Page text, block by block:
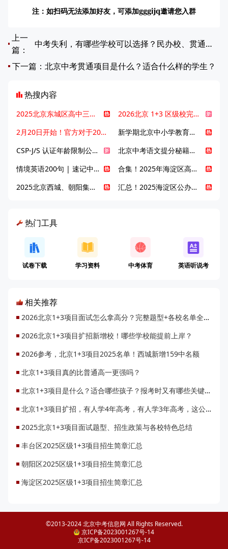
注：如扫码无法添加好友，可添加gggijq邀请您入群
上一
篇：
中考失利，有哪些学校可以选择？民办校、贯通项目、中职学校怎么选？
下一篇： 北京中考贯通项目是什么？适合什么样的学生？
热搜内容
2025北京东城区高中三大梯队高中有哪些？录取分数线是多少？
2026北京 1+3 区级校完整名单发布，13549 个名额该如何规划报考？
2月20日开始！官方对于2025年北京市中招体检问题解答！
新学期北京中小学教育八大变化全解析：学位、政策、教学等方面迎新变革
CSP-J/S 认证年龄限制公告发布，新规即日起实施！
北京中考语文提分秘籍！攻克 5000 易混易错字
情境英语200句 | 速记中考英语1600词
合集！2025年海淀区高中校情介绍
2025北京西城、朝阳集团校直升新动态
汇总！2025海淀区公办高中校情全解
热门工具
试卷下载 学习资料 中考体育 英语听说考
相关推荐
2026北京1+3项目面试怎么拿高分？完整题型+各校名单全梳理
2026北京1+3项目扩招新增校！哪些学校能提前上岸？
2026参考，北京1+3项目2025名单！西城新增159中名额
北京1+3项目真的比普通高一更强吗？
北京1+3项目是什么？适合哪些孩子？报考时又有哪些关键要点？
北京1+3项目扩招，有人学4年高考，有人学3年高考，这公平吗？
2025北京1+3项目面试题型、招生政策与各校特色总结
丰台区2025区级1+3项目招生简章汇总
朝阳区2025区级1+3项目招生简章汇总
海淀区2025区级1+3项目招生简章汇总
©2013-2024 北京中考信息网 All Rights Reserved.
京ICP备2023001267号-14
京ICP备2023001267号-14